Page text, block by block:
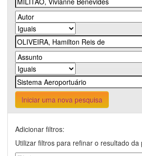
Iniciar uma nova pesquisa
Adicionar filtros:
Utilizar filtros para refinar o resultado da